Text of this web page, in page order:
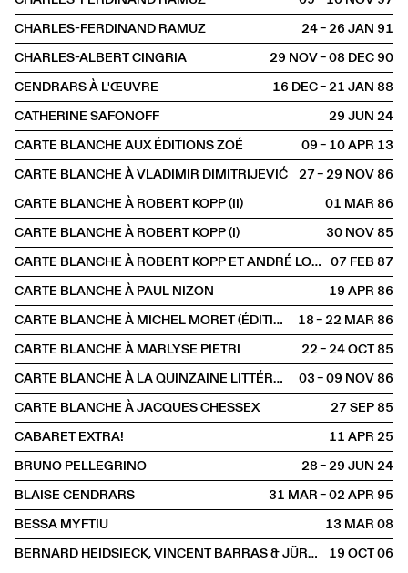
CHARLES-FERDINAND RAMUZ
24 – 26 JAN1991
CHARLES-ALBERT CINGRIA
29 NOV – 08 DEC1990
CENDRARS À L'ŒUVRE
16 DEC – 21 JAN1988
CATHERINE SAFONOFF
29 JUN2024
CARTE BLANCHE AUX ÉDITIONS ZOÉ
09 – 10 APR2013
CARTE BLANCHE À VLADIMIR DIMITRIJEVIĆ
27 – 29 NOV1986
CARTE BLANCHE À ROBERT KOPP (II)
01 MAR1986
CARTE BLANCHE À ROBERT KOPP (I)
30 NOV1985
CARTE BLANCHE À ROBERT KOPP ET ANDRÉ LORANT 07 FEB1987
CARTE BLANCHE À PAUL NIZON
19 APR1986
CARTE BLANCHE À MICHEL MORET (ÉDITIONS DE L'AIRE)
18 – 22 MAR1986
CARTE BLANCHE À MARLYSE PIETRI
22 – 24 OCT1985
CARTE BLANCHE À LA QUINZAINE LITTÉRAIRE
03 – 09 NOV1986
CARTE BLANCHE À JACQUES CHESSEX
27 SEP1985
CABARET EXTRA!
11 APR2025
BRUNO PELLEGRINO
28 – 29 JUN2024
BLAISE CENDRARS
31 MAR – 02 APR1995
BESSA MYFTIU
13 MAR2008
BERNARD HEIDSIECK, VINCENT BARRAS & JÜRG HALTER
19 OCT2006